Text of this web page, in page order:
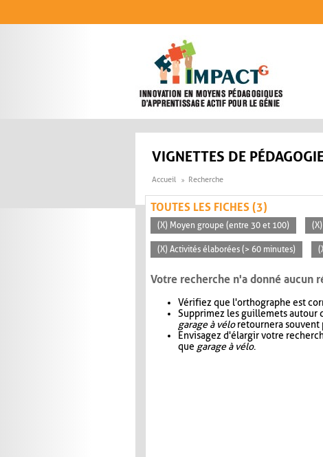
VIGNETTES DE
Accueil Recherche
TOUTES LES FICHES (3)
(X) Moyen groupe (entre 30 et 100)
(X) Activités élaborées (> 60 minutes)
Votre recherche n'a donné aucun
Vérifiez que l'orthographe est
Supprimez les guillemets autour
garage à véloretournera souvent
Envisagez d'élargir votre
que garage à vélo.